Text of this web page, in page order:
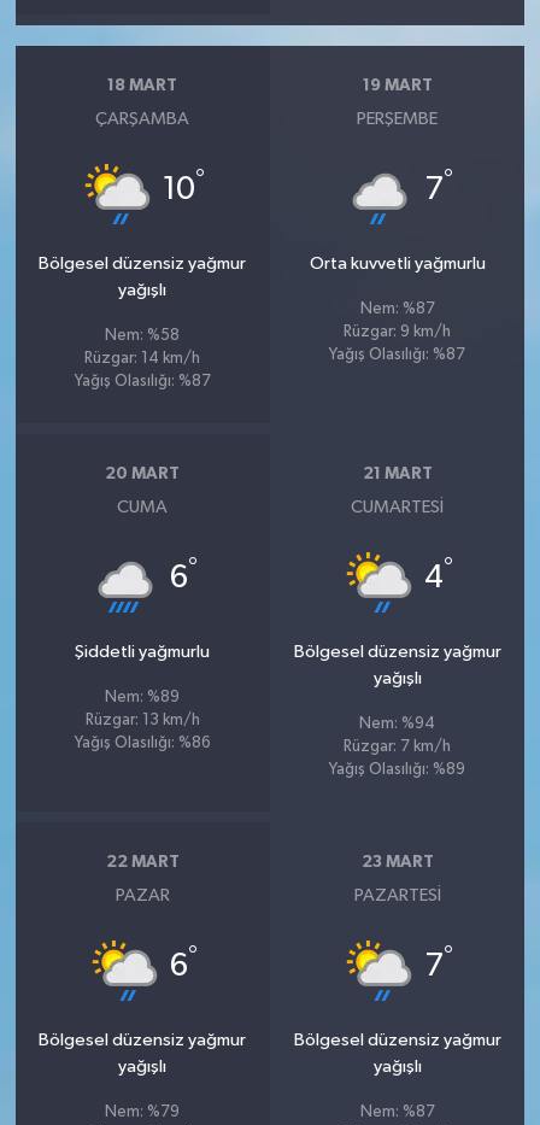
18 MART
ÇARŞAMBA
10°
Bölgesel düzensiz yağmur
yağışlı
Nem: %58
Rüzgar: 14 km/h
Yağış Olasılığı: %87
19 MART
PERŞEMBE
7°
Orta kuvvetli yağmurlu
Nem: %87
Rüzgar: 9 km/h
Yağış Olasılığı: %87
20 MART
CUMA
6°
Şiddetli yağmurlu
Nem: %89
Rüzgar: 13 km/h
Yağış Olasılığı: %86
21 MART
CUMARTESI
4°
Bölgesel düzensiz yağmur
yağışlı
Nem: %94
Rüzgar: 7 km/h
Yağış Olasılığı: %89
22 MART
PAZAR
6°
Bölgesel düzensiz yağmur
yağışlı
Nem: %79
23 MART
PAZARTESI
7°
Bölgesel düzensiz yağmur
yağışlı
Nem: %87